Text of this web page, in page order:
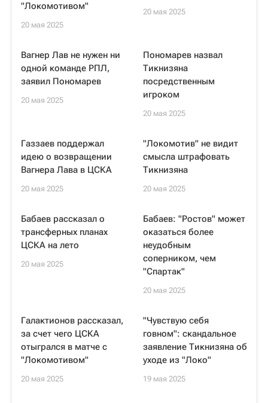
"Локомотивом"
20 мая 2025
20 мая 2025
Вагнер Лав не нужен ни
одной команде РПЛ,
заявил Пономарев
20 мая 2025
Пономарев назвал
Тикнизяна
посредственным
игроком
20 мая 2025
Газзаев поддержал
идею о возвращении
Вагнера Лава в ЦСКА
20 мая 2025
"Локомотив" не видит
смысла штрафовать
Тикнизяна
20 мая 2025
Бабаев рассказал о
трансферных планах
ЦСКА на лето
20 мая 2025
Бабаев: "Ростов" может
оказаться более
неудобным
соперником, чем
"Спартак"
20 мая 2025
Галактионов рассказал,
за счет чего ЦСКА
отыгрался в матче с
"Локомотивом"
20 мая 2025
"Чувствую себя
говном": скандальное
заявление Тикнизяна об
уходе из "Локо"
19 мая 2025